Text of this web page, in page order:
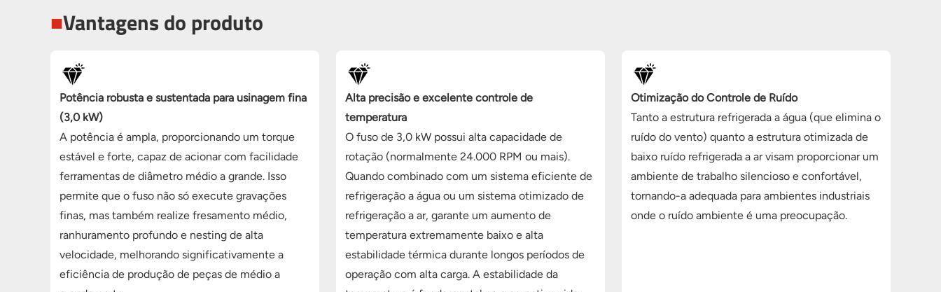
■Vantagens do produto
Potência robusta e sustentada para usinagem fina
(3,0 kW)
A potência é ampla, proporcionando um torque
estável e forte, capaz de acionar com facilidade
ferramentas de diâmetro médio a grande. Isso
permite que o fuso não só execute gravações
finas, mas também realize fresamento médio,
ranhuramento profundo e nesting de alta
velocidade, melhorando significativamente a
eficiência de produção de peças de médio a
Alta precisão e excelente controle de
temperatura
O fuso de 3,0 kW possui alta capacidade de
rotação (normalmente 24.000 RPM ou mais).
Quando combinado com um sistema eficiente de
refrigeração a água ou um sistema otimizado de
refrigeração a ar, garante um aumento de
temperatura extremamente baixo e alta
estabilidade térmica durante longos períodos de
operação com alta carga. A estabilidade da
Otimização do Controle de Ruído
Tanto a estrutura refrigerada a água (que elimina o
ruído do vento) quanto a estrutura otimizada de
baixo ruído refrigerada a ar visam proporcionar um
ambiente de trabalho silencioso e confortável,
tornando-a adequada para ambientes industriais
onde o ruído ambiente é uma preocupação.